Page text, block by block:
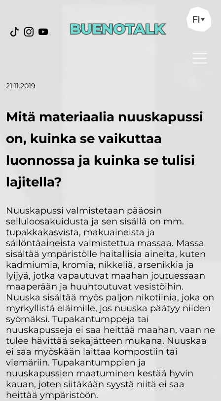
FI
21.11.2019
Mitä materiaalia nuuskapussi
on, kuinka se vaikuttaa
luonnossa ja kuinka se tulisi
lajitella?
Nuuskapussi valmistetaan pääosin
selluloosakuidusta ja sen sisällä on mm.
tupakkakasvista, makuaineista ja
säilöntäaineista valmistettua massaa. Massa
sisältää ympäristölle haitallisia aineita, kuten
kadmiumia, kromia, nikkeliä, arsenikkia ja
lyijyä, jotka vapautuvat maahan joutuessaan
maaperään ja huuhtoutuvat vesistöihin.
Nuuska sisältää myös paljon nikotiinia, joka on
myrkyllistä eläimille, jos nuuska päätyy niiden
syömäksi. Tupakantumppeja tai
nuuskapusseja ei saa heittää maahan, vaan ne
tulee hävittää sekajätteen mukana. Nuuskaa
ei saa myöskään laittaa kompostiin tai
viemäriin. Tupakantumppien ja
nuuskapussien maatuminen kestää hyvin
kauan, joten siitäkään syystä niitä ei saa
heittää ympäristöön.